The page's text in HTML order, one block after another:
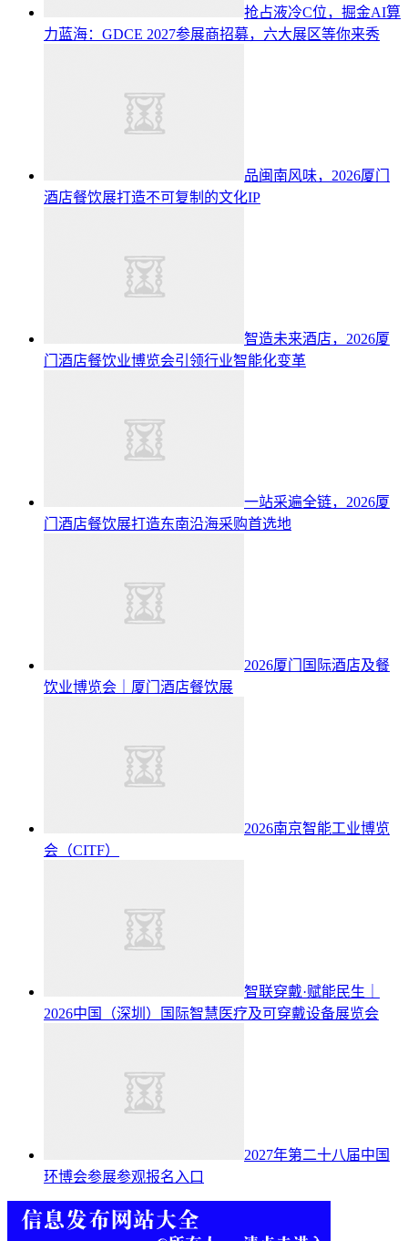
抢占液冷C位，掘金AI算
力蓝海：GDCE 2027参展商招募，六大展区等你来秀
品闽南风味，2026厦门
酒店餐饮展打造不可复制的文化IP
智造未来酒店，2026厦
门酒店餐饮业博览会引领行业智能化变革
一站采遍全链，2026厦
门酒店餐饮展打造东南沿海采购首选地
2026厦门国际酒店及餐
饮业博览会｜厦门酒店餐饮展
2026南京智能工业博览
会（CITF）
智联穿戴·赋能民生｜
2026中国（深圳）国际智慧医疗及可穿戴设备展览会
2027年第二十八届中国
环博会参展参观报名入口